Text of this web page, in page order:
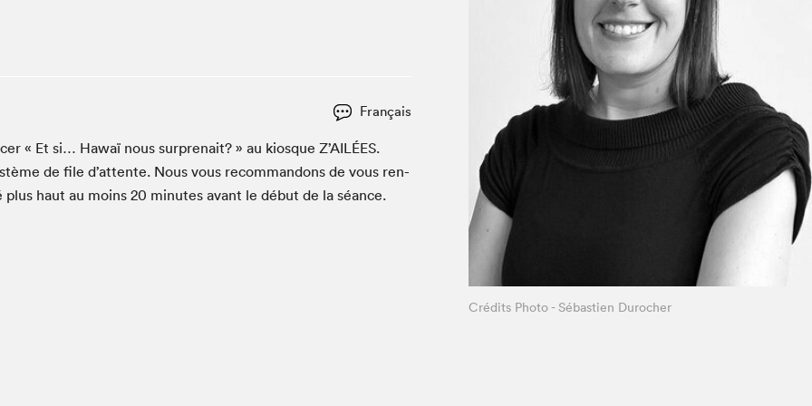
Le Salon dans ta classe
Liseur Public
Matinées scolaires Hydro-Québec
À propos du Salon
Liste des exposant·e·s
Liste des auteur·rice·s
Français
« Et si… Hawaï nous sur­pre­nait? » au kiosque Z’AILÉES.
de file d’at­tente. Nous vous recom­man­dons de vous ren­
plus haut au moins 20 min­utes avant le début de la séance.
Crédits Photo - Sébastien Durocher